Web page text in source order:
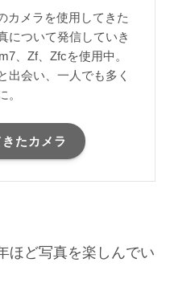
カメラを使用してきた
について発信していき
、Zf、Zfcを使用中。
出会い、一人でも多く
。
たカメラ
ほど写真を楽しんでい